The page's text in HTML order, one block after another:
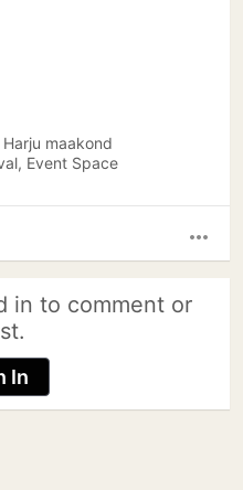
maakond
Event Space
more_horiz
in to comment or
In